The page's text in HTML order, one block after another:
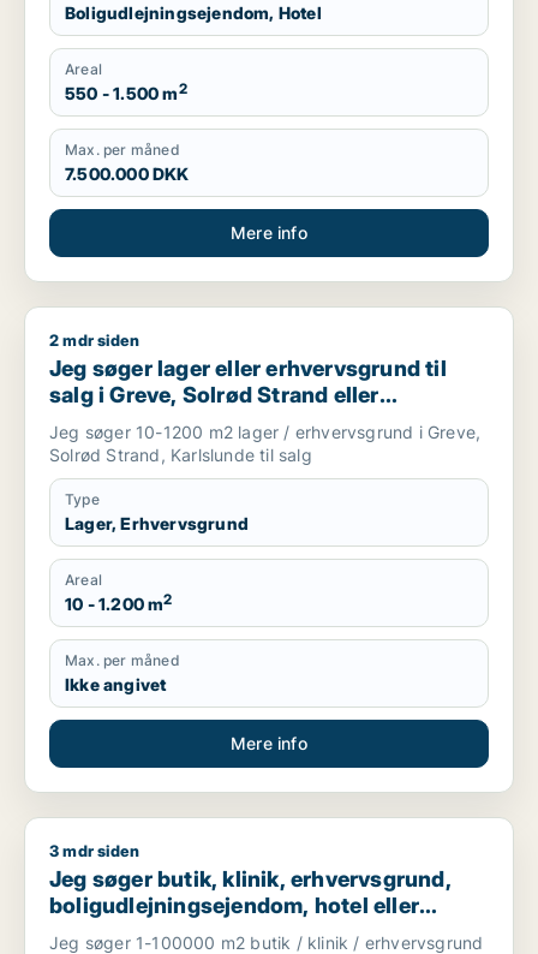
Boligudlejningsejendom, Hotel
Areal
550 - 1.500 m2
Max. per måned
7.500.000 DKK
Mere info
Jeg søger lager eller erhvervsgrund til salg i Greve, Solrød
2 mdr siden
Jeg søger lager eller erhvervsgrund til
salg i Greve, Solrød Strand eller
Karlslunde
Jeg søger 10-1200 m2 lager / erhvervsgrund i Greve,
Solrød Strand, Karlslunde til salg
Type
Lager, Erhvervsgrund
Areal
10 - 1.200 m2
Max. per måned
Ikke angivet
Mere info
Jeg søger butik, klinik, erhvervsgrund,
3 mdr siden
Jeg søger butik, klinik, erhvervsgrund,
boligudlejningsejendom, hotel eller
garage til salg i Storkøbenhavn
Jeg søger 1-100000 m2 butik / klinik / erhvervsgrund